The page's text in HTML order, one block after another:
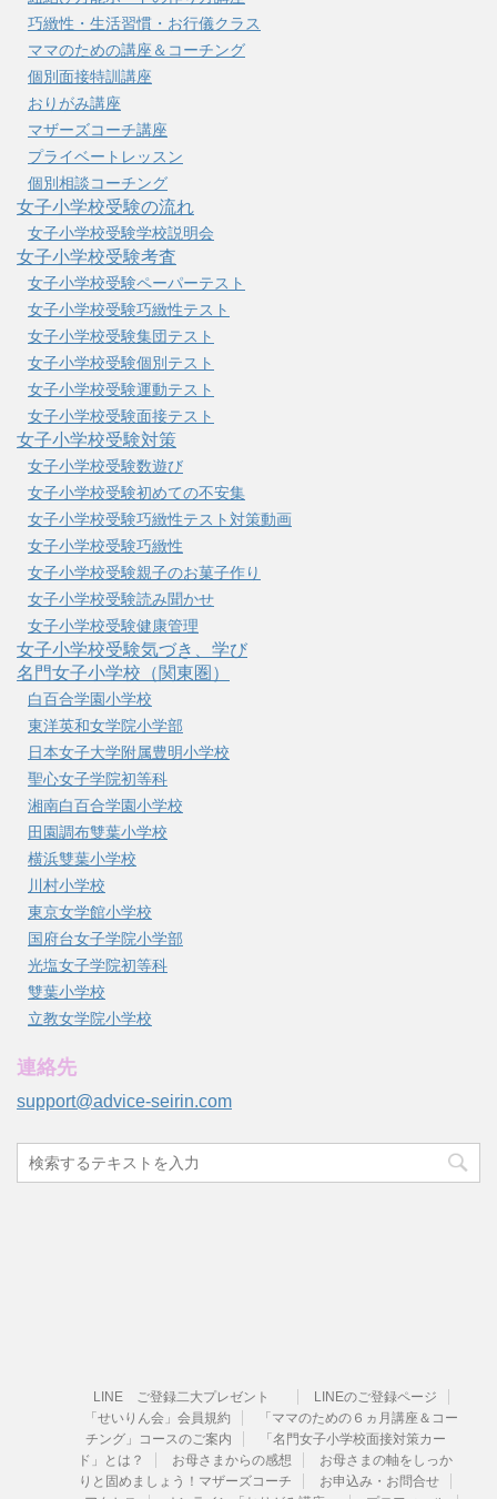
巧緻性・生活習慣・お行儀クラス
ママのための講座＆コーチング
個別面接特訓講座
おりがみ講座
マザーズコーチ講座
プライベートレッスン
個別相談コーチング
女子小学校受験の流れ
女子小学校受験学校説明会
女子小学校受験考査
女子小学校受験ペーパーテスト
女子小学校受験巧緻性テスト
女子小学校受験集団テスト
女子小学校受験個別テスト
女子小学校受験運動テスト
女子小学校受験面接テスト
女子小学校受験対策
女子小学校受験数遊び
女子小学校受験初めての不安集
女子小学校受験巧緻性テスト対策動画
女子小学校受験巧緻性
女子小学校受験親子のお菓子作り
女子小学校受験読み聞かせ
女子小学校受験健康管理
女子小学校受験気づき、学び
名門女子小学校（関東圏）
白百合学園小学校
東洋英和女学院小学部
日本女子大学附属豊明小学校
聖心女子学院初等科
湘南白百合学園小学校
田園調布雙葉小学校
横浜雙葉小学校
川村小学校
東京女学館小学校
国府台女子学院小学部
光塩女子学院初等科
雙葉小学校
立教女学院小学校
連絡先
support@advice-seirin.com
LINE ご登録二大プレゼント
LINEのご登録ページ
「せいりん会」会員規約
「ママのための６ヵ月講座＆コー
チング」コースのご案内
「名門女子小学校面接対策カー
ド」とは？
お母さまからの感想
お母さまの軸をしっか
りと固めましょう！マザーズコーチ
お申込み・お問合せ